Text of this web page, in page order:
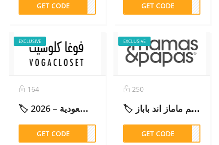
GET CODEOL51 GET CODED22Y
EXCLUSIVE
164
🏷️ كود خصم فوغا كلوسيت | خصم حصري حتى 80% على الأزياء للسعودية – 2026
GET CODE
EXCLUSIVE
250
🏷️ كود خصم ماماز اند باباز: ADM53 15% احصل على – 2026
GET CODEDM53